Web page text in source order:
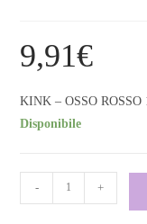
9,91€
KINK – OSSO
Disponibile
- +